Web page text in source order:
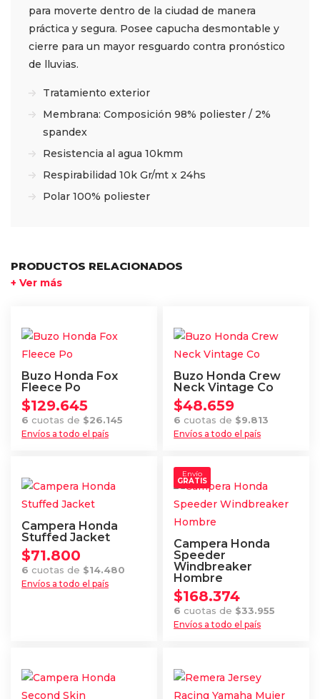
para moverte dentro de la ciudad de manera
práctica y segura. Posee capucha desmontable y
cierre para un mayor resguardo contra pronóstico
de lluvias.
Tratamiento exterior
Membrana: Composición 98% poliester / 2%
spandex
Resistencia al agua 10kmm
Respirabilidad 10k Gr/mt x 24hs
Polar 100% poliester
PRODUCTOS RELACIONADOS
+ Ver más
Buzo Honda Fox
Fleece Po
Envíos a todo el país
$129.645
6 cuotas de $26.145
tiene
múltiples
variantes.
Las
opciones
se
pueden
de
Buzo Honda Crew
Neck Vintage Co
Envíos a todo el país
$48.659
6 cuotas de $9.813
producto
tiene
múltiples
variantes.
Las
opciones
se
pueden
elegir
en
de
Campera Honda
Stuffed Jacket
Envíos a todo el país
$71.800
6 cuotas de $14.480
Campera Honda
Speeder
Windbreaker
Hombre
Envío
GRATIS
Envíos a todo el país
$168.374
6 cuotas de $33.955
tiene
múltiples